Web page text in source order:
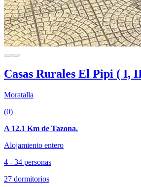
Casas Rurales El Pipi ( I,
Moratalla
(0)
A 12.1 Km de Tazona.
Alojamiento entero
4 - 34 personas
27 dormitorios